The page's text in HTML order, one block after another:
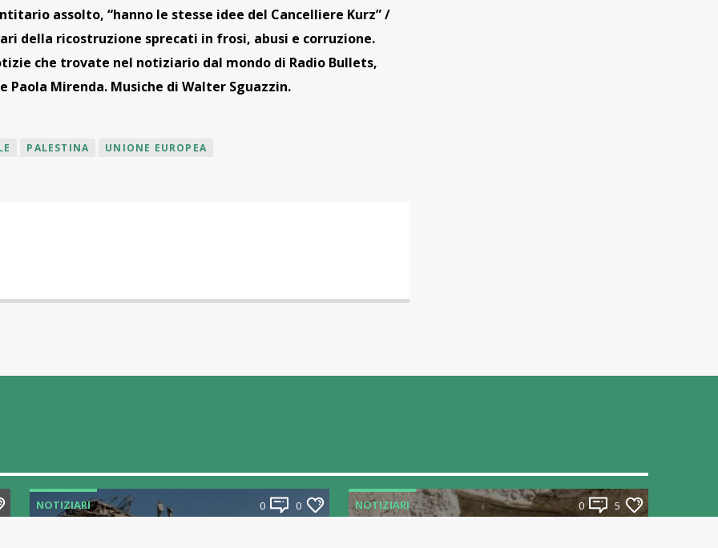
assolto, “hanno le stesse idee del Cancelliere Kurz” /
della ricostruzione sprecati in frosi, abusi e corruzione.
che trovate nel notiziario dal mondo di Radio Bullets,
Paola Mirenda. Musiche di Walter Sguazzin.
PALESTINA UNIONE EUROPEA
NOTIZIARI 0 0 NOTIZIARI 0 5